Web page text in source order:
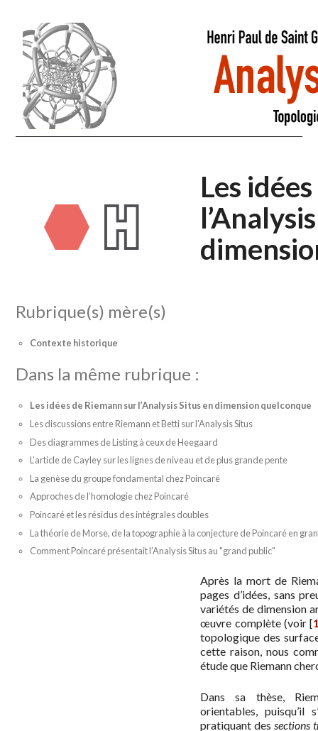
Les
Rubrique(s) mère(s)
Contexte historique
Dans la même rubrique :
Les idées de Riemann sur l’Analysis Situs en dimension quelconque
Les discussions entre Riemann et Betti sur l’Analysis Situs
Des diagrammes de Listing à ceux de Heegaard
L’article de Cayley sur les lignes de niveau et de plus grande pente
La genèse du groupe fondamental chez Poincaré
Approches de l’homologie chez Poincaré
Poincaré et les résidus des intégrales doubles
La théorie de Morse, de la topographie à la conjecture de Poincaré en
Comment Poincaré présentait l’Analysis Situs au "grand public"
Après la mort de
pages d’idées, sans
variétés de dimension
œuvre complète (voir[
topologique des
cette raison, nous
étude que Riemann
Dans sa thèse,
orientables, puisqu’il
pratiquant des sections